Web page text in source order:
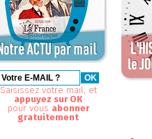
Saisissez votre mail, et
appuyez sur OK
pour vous abonner
gratuitement